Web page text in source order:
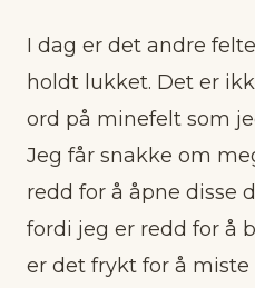
I dag er det andre
holdt lukket. Det er
ord på minefelt som
Jeg får snakke om
redd for å åpne disse
fordi jeg er redd for å
er det frykt for å